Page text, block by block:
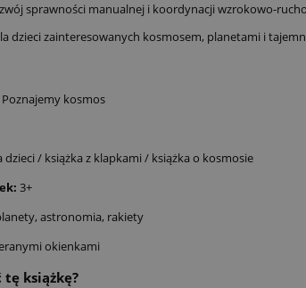
sprawności manualnej i koordynacji wzrokowo-
dzieci zainteresowanych kosmosem, planetami i
kosmos
dzieci / książka z klapkami / książka o kosmosie
3+
astronomia, rakiety
okienkami
książkę?